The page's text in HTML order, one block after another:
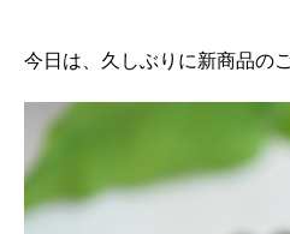
今日は、久しぶりに新商品の